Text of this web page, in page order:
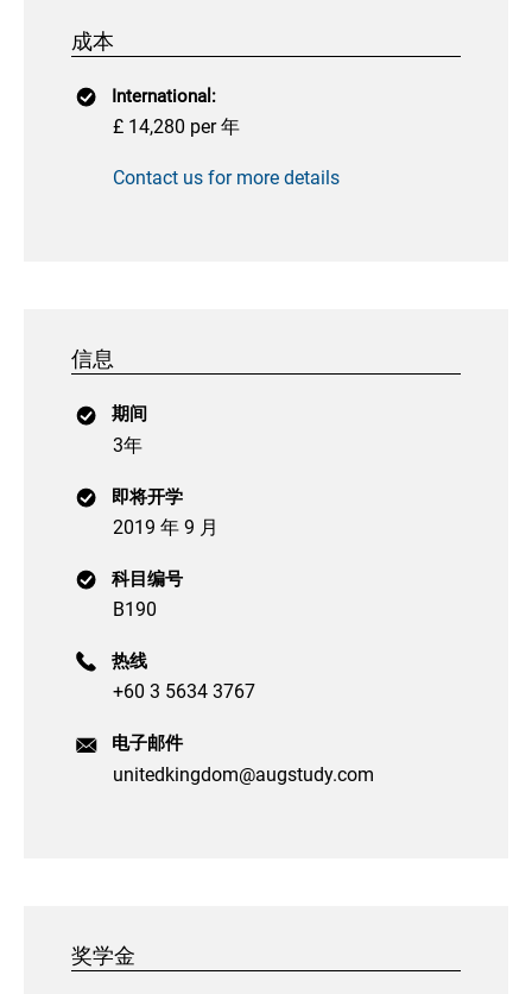
成本
International:
£ 14,280 per 年
Contact us for more details
信息
期间
3年
即将开学
2019 年 9 月
科目编号
B190
热线
+60 3 5634 3767
电子邮件
unitedkingdom@augstudy.com
奖学金